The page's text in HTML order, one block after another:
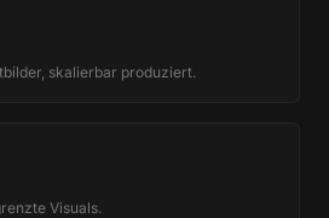
skalierbar produziert.
Visuals.